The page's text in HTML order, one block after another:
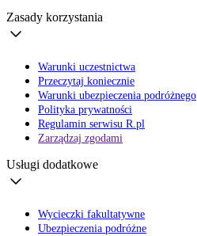
Zasady korzystania
Warunki uczestnictwa
Przeczytaj koniecznie
Warunki ubezpieczenia podróżnego
Polityka prywatności
Regulamin serwisu R.pl
Zarządzaj zgodami
Usługi dodatkowe
Wycieczki fakultatywne
Ubezpieczenia podróżne